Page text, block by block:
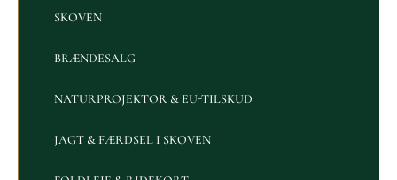
SKOVEN
BRÆNDESALG
NATURPROJEKTOR & EU-TILSKUD
JAGT & FÆRDSEL I SKOVEN